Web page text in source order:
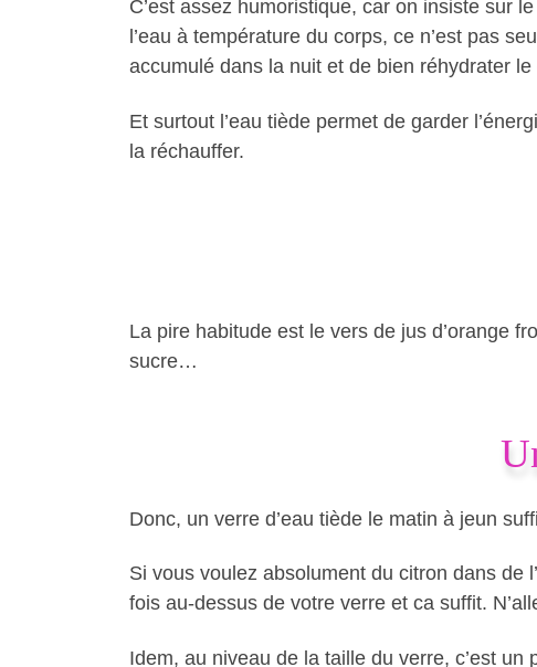
C’est assez humoristique, car on insiste sur
l’eau à température du corps, ce n’est pas
accumulé dans la nuit et de bien réhydrater le
Et surtout l’eau tiède permet de garder
la réchauffer.
La pire habitude est le vers de jus d’orange
sucre…
Donc, un verre d’eau tiède le matin à jeun
Si vous voulez absolument du citron dans de
fois au-dessus de votre verre et ca suffit.
Idem, au niveau de la taille du verre, c’est